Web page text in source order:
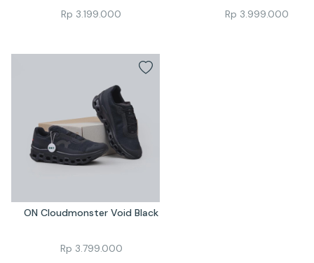
Rp 3.199.000 Rp 3.999.000
ON Cloudmonster Void Black
Rp 3.799.000